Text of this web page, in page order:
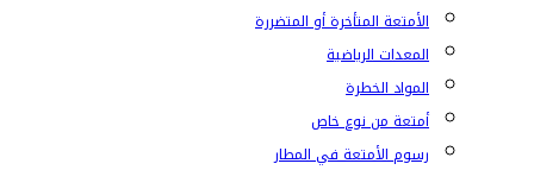
الأمتعة المتأخرة أو المتضررة
المعدات الرياضية
المواد الخطرة
أمتعة من نوع خاص
رسوم الأمتعة في المطار